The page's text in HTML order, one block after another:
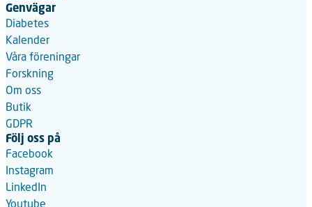
Genvägar
Diabetes
Kalender
Våra föreningar
Forskning
Om oss
Butik
GDPR
Följ oss på
Facebook
Instagram
LinkedIn
Youtube